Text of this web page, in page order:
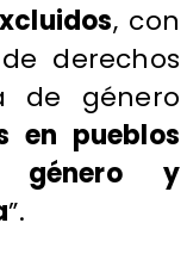
, con
derechos
de género
en pueblos
género y
”.